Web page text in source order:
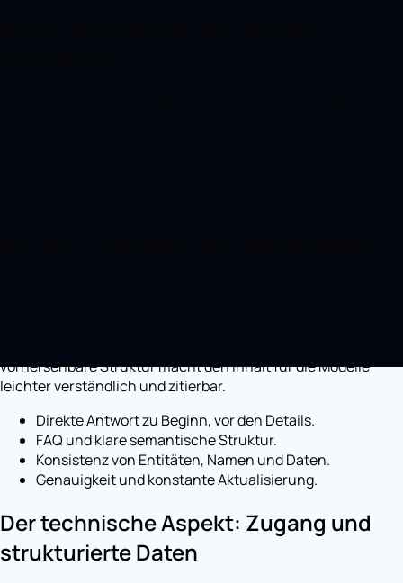
vorhersehbare Struktur macht den Inhalt für die Modelle
leichter verständlich und zitierbar.
Direkte Antwort zu Beginn, vor den Details.
FAQ und klare semantische Struktur.
Konsistenz von Entitäten, Namen und Daten.
Genauigkeit und konstante Aktualisierung.
Der technische Aspekt: Zugang und
strukturierte Daten